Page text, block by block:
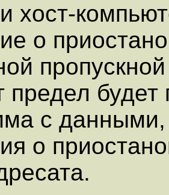
хост-
о
предел
с
о